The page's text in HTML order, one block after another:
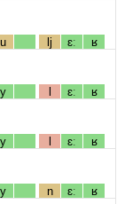
u lj ɛː ʁ
y l ɛː ʁ
y l ɛː ʁ
y n ɛː ʁ